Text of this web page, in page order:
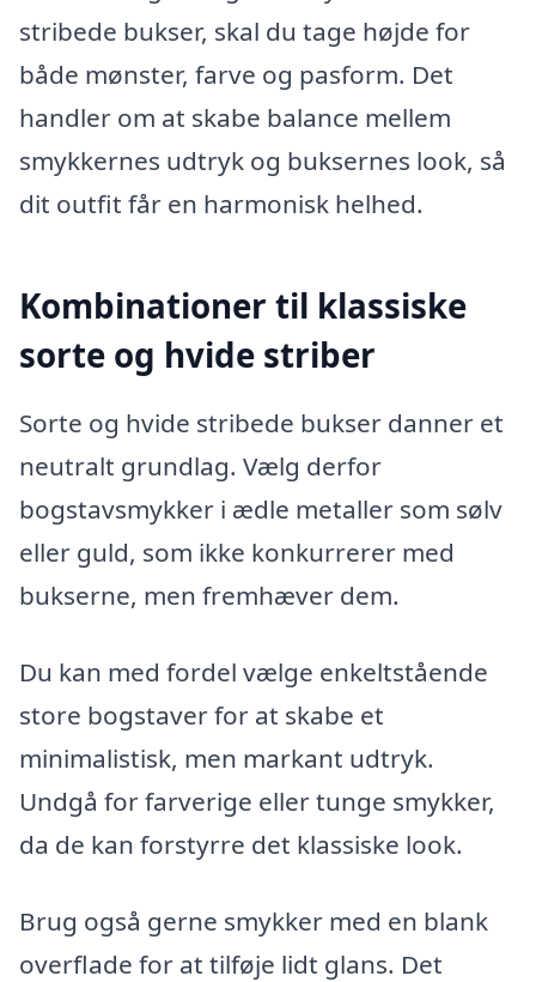
stribede bukser, skal du tage højde for
både mønster, farve og pasform. Det
handler om at skabe balance mellem
smykkernes udtryk og buksernes look, så
dit outfit får en harmonisk helhed.
Kombinationer til klassiske
sorte og hvide striber
Sorte og hvide stribede bukser danner et
neutralt grundlag. Vælg derfor
bogstavsmykker i ædle metaller som sølv
eller guld, som ikke konkurrerer med
bukserne, men fremhæver dem.
Du kan med fordel vælge enkeltstående
store bogstaver for at skabe et
minimalistisk, men markant udtryk.
Undgå for farverige eller tunge smykker,
da de kan forstyrre det klassiske look.
Brug også gerne smykker med en blank
overflade for at tilføje lidt glans. Det